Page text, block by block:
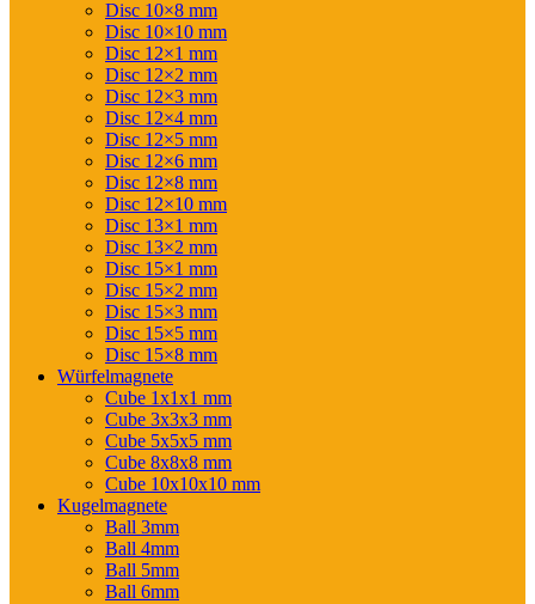
Disc 10×8 mm
Disc 10×10 mm
Disc 12×1 mm
Disc 12×2 mm
Disc 12×3 mm
Disc 12×4 mm
Disc 12×5 mm
Disc 12×6 mm
Disc 12×8 mm
Disc 12×10 mm
Disc 13×1 mm
Disc 13×2 mm
Disc 15×1 mm
Disc 15×2 mm
Disc 15×3 mm
Disc 15×5 mm
Disc 15×8 mm
Würfelmagnete
Cube 1x1x1 mm
Cube 3x3x3 mm
Cube 5x5x5 mm
Cube 8x8x8 mm
Cube 10x10x10 mm
Kugelmagnete
Ball 3mm
Ball 4mm
Ball 5mm
Ball 6mm